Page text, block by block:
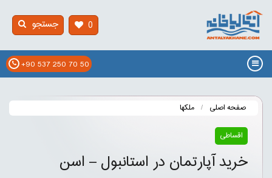
0
+90 537 250 70 50
جستجو
صفحه اصلی ملکها
اقساطی
خرید آپارتمان در استانبول – اسن